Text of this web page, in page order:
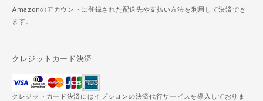
Amazonのアカウントに登録された配送先や支払い方法を利用して決済でき
ます。
クレジットカード決済
クレジットカード決済にはイプシロンの決済代行サービスを導入しておりま